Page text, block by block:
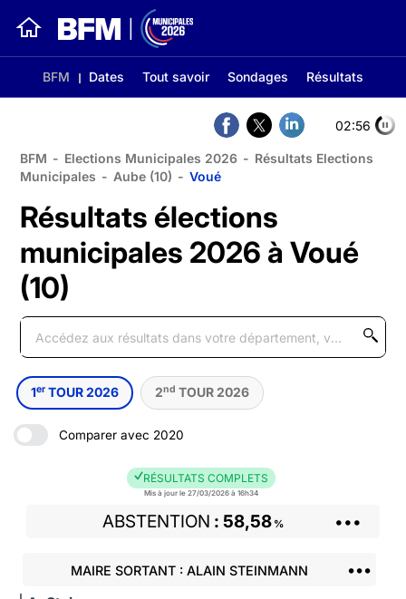
BFM Dates Tout savoir Sondages Résultats
02:56
BFM - Elections Municipales 2026 - Résultats Elections
Municipales - Aube (10) - Voué
Résultats élections
municipales 2026 à Voué
(10)
1er TOUR 2026 2nd TOUR 2026
Comparer avec 2020
RÉSULTATS COMPLETS
Mis à jour le 27/03/2026 à 16h34
ABSTENTION 58,58 % •••
MAIRE SORTANT : ALAIN STEINMANN •••